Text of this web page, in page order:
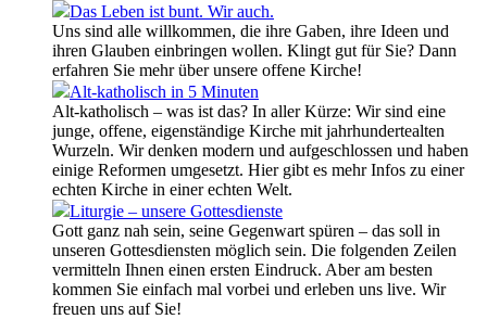
Das Leben ist bunt. Wir auch.
Uns sind alle willkommen, die ihre Gaben, ihre Ideen und
ihren Glauben einbringen wollen. Klingt gut für Sie? Dann
erfahren Sie mehr über unsere offene Kirche!
Alt-katholisch in 5 Minuten
Alt-katholisch – was ist das? In aller Kürze: Wir sind eine
junge, offene, eigenständige Kirche mit jahrhundertealten
Wurzeln. Wir denken modern und aufgeschlossen und haben
einige Reformen umgesetzt. Hier gibt es mehr Infos zu einer
echten Kirche in einer echten Welt.
Liturgie – unsere Gottesdienste
Gott ganz nah sein, seine Gegenwart spüren – das soll in
unseren Gottesdiensten möglich sein. Die folgenden Zeilen
vermitteln Ihnen einen ersten Eindruck. Aber am besten
kommen Sie einfach mal vorbei und erleben uns live. Wir
freuen uns auf Sie!